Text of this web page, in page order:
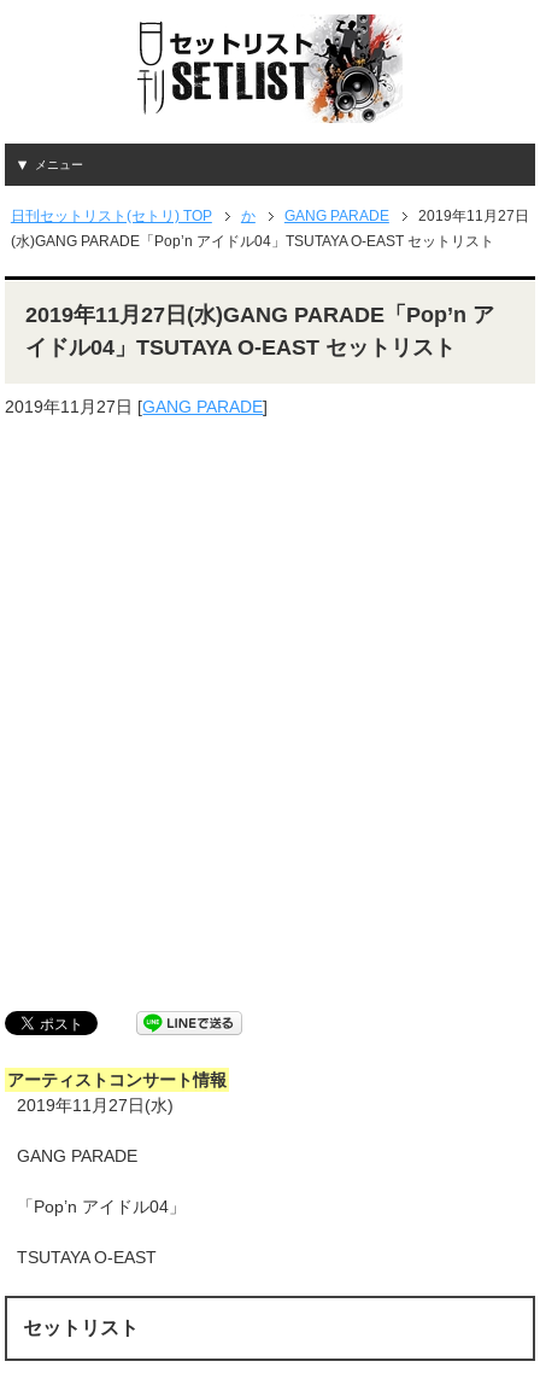
メニュー
日刊セットリスト(セトリ) TOP か GANG PARADE
2019年11月27日
(水)GANG PARADE「Pop’n アイドル04」TSUTAYA O-EAST セットリスト
2019年11月27日(水)GANG PARADE「Pop’n ア
イドル04」TSUTAYA O-EAST セットリスト
2019年11月27日 [GANG PARADE]
アーティストコンサート情報
2019年11月27日(水)
GANG PARADE
「Pop’n アイドル04」
TSUTAYA O-EAST
セットリスト